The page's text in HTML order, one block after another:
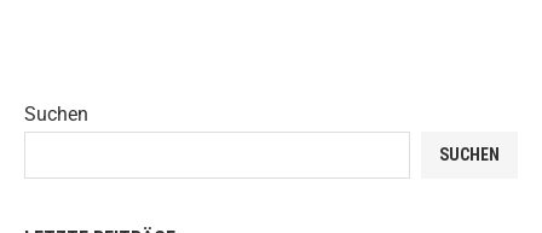
Suchen
SUCHEN